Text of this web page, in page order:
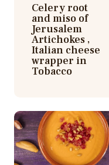
Celery root
and miso of
Jerusalem
Artichokes ,
Italian cheese
wrapper in
Tobacco